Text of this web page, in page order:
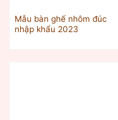
Mẫu bàn ghế nhôm đúc
nhập khẩu 2023